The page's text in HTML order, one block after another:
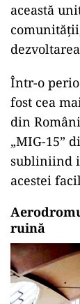
această
Într-o
fost cea
din
„MIG-15”
subliniind
acestei
ruină